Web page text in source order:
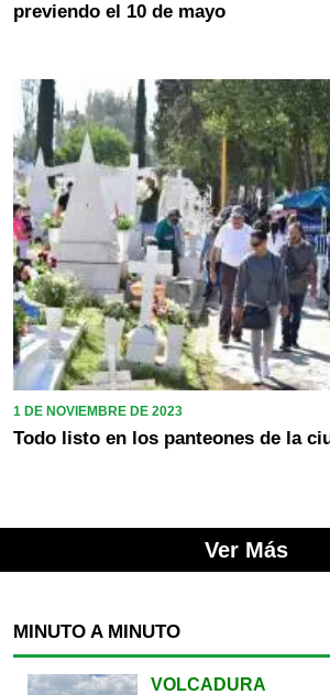
previendo el 10 de mayo
1 DE NOVIEMBRE DE 2023
Todo listo en los panteones de la
Ver Más
MINUTO A MINUTO
VOLCADURA